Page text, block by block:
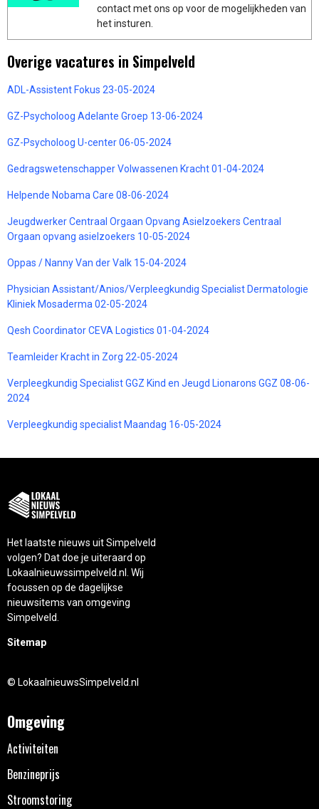
contact met ons op voor de mogelijkheden van
het insturen.
Overige vacatures in Simpelveld
ADL-Assistent Fokus 23-05-2024
GZ-Psycholoog Adelante Groep 13-06-2024
GZ-Psycholoog U-center 06-05-2024
Gedragswetenschapper Volwassenen Kracht 01-04-2024
Helpende Nobama Care 08-06-2024
Jeugdwerker Centraal Orgaan Opvang Asielzoekers Centraal
Orgaan opvang asielzoekers 10-05-2024
Oppas / Nanny Van der Valk 15-04-2024
Physician Assistant/Anios/Verpleegkundig Specialist Dermatologie
Kliniek Mosaderma 02-05-2024
Qesh Coordinator CEVA Logistics 01-04-2024
Teamleider Kracht in Zorg 22-05-2024
Verpleegkundig Specialist GGZ Kind en Jeugd Lionarons GGZ 08-06-
2024
Verpleegkundig specialist Maandag 16-05-2024
Het laatste nieuws uit Simpelveld
volgen? Dat doe je uiteraard op
Lokaalnieuwssimpelveld.nl. Wij
focussen op de dagelijkse
nieuwsitems van omgeving
Simpelveld.
Sitemap
© LokaalnieuwsSimpelveld.nl
Omgeving
Activiteiten
Benzineprijs
Stroomstoring